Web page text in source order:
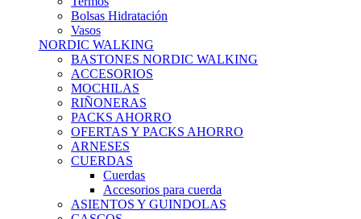
Bolsas Hidratación
Vasos
NORDIC WALKING
BASTONES NORDIC WALKING
ACCESORIOS
MOCHILAS
RIÑONERAS
PACKS AHORRO
OFERTAS Y PACKS AHORRO
ARNESES
CUERDAS
Cuerdas
Accesorios para cuerda
ASIENTOS Y GUINDOLAS